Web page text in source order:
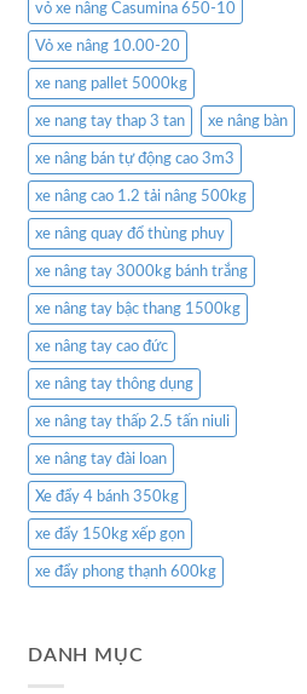
vỏ xe nâng Casumina 650-10
Vỏ xe nâng 10.00-20
xe nang pallet 5000kg
xe nang tay thap 3 tan xe nâng bàn
xe nâng bán tự động cao 3m3
xe nâng cao 1.2 tải nâng 500kg
xe nâng quay đổ thùng phuy
xe nâng tay 3000kg bánh trắng
xe nâng tay bậc thang 1500kg
xe nâng tay cao đức
xe nâng tay thông dụng
xe nâng tay thấp 2.5 tấn niuli
xe nâng tay đài loan
Xe đẩy 4 bánh 350kg
xe đẩy 150kg xếp gọn
xe đẩy phong thạnh 600kg
DANH MỤC